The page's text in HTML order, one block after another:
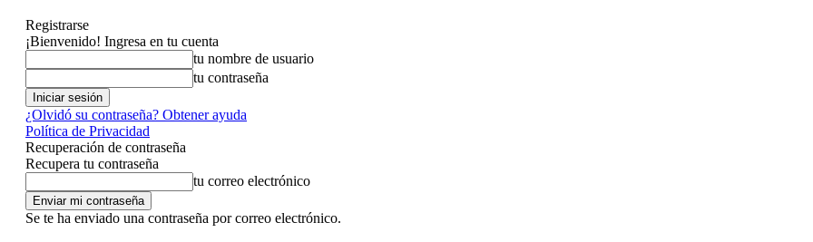
Registrarse
¡Bienvenido! Ingresa en tu cuenta
tu nombre de usuario
tu contraseña
¿Olvidó su contraseña? Obtener ayuda
Política de Privacidad
Recuperación de contraseña
Recupera tu contraseña
tu correo electrónico
Se te ha enviado una contraseña por correo electrónico.